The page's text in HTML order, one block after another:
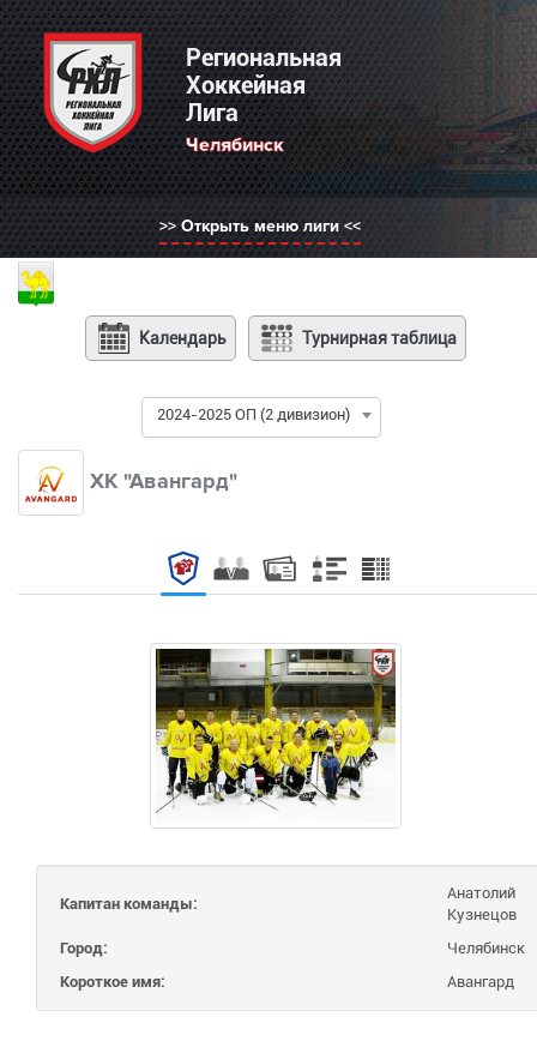
Региональная
Хоккейная
Лига
Челябинск
Региональная Хоккейная Лига
Выберите регион:
РХЛ Россия
Нижний Новгород
Москва
Санкт-Петербург
Челябинск
Саратов
>> Открыть меню лиги <<
Календарь Турнирная таблица
2024-2025 ОП (2 дивизион)
ХК "Авангард"
Капитан команды:
Анатолий
Кузнецов
Город:
Челябинск
Короткое имя:
Авангард